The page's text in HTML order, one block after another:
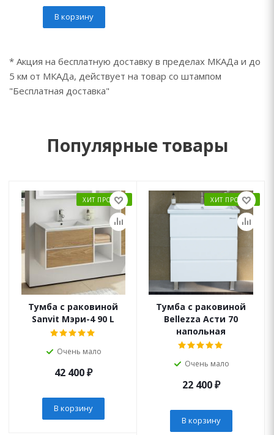
В корзину
* Акция на бесплатную доставку в пределах МКАДа и до
5 км от МКАДа, действует на товар со штампом
"Бесплатная доставка"
Популярные товары
ХИТ ПРОДАЖ
Тумба с раковиной
Sanvit Мэри-4 90 L
Очень мало
42 400₽
В корзину
ХИТ ПРОДАЖ
Тумба с раковиной
Bellezza Асти 70
напольная
Очень мало
22 400₽
В корзину